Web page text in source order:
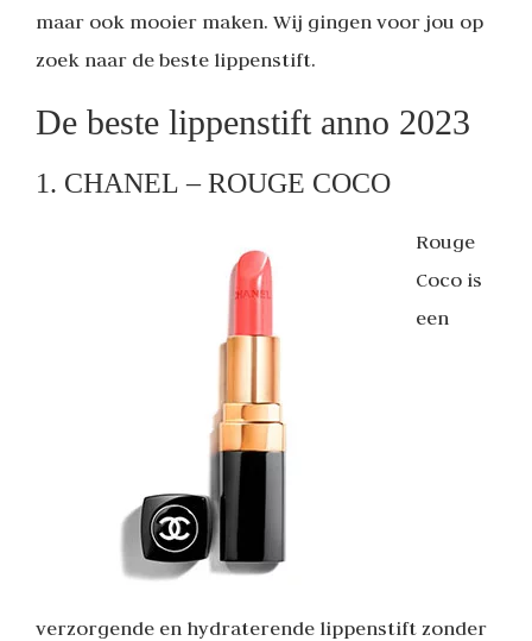
maar ook mooier maken. Wij gingen voor jou op
zoek naar de beste lippenstift.
De beste lippenstift anno 2023
1. CHANEL – ROUGE COCO
Rouge
Coco is
een
verzorgende en hydraterende lippenstift zonder